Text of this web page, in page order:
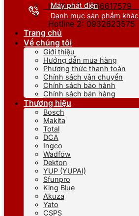
Hotline 1: 0866617579
Hotline 2: 0932623575
Máy phát điện
Danh mục sản phẩm khác
Trang chủ
Về chúng tôi
Giới thiệu
Hướng dẫn mua hàng
Phương thức thanh toán
Chính sách vận chuyển
Chính sách bảo hành
Chính sách bán hàng
Thương hiệu
Bosch
Makita
Total
DCA
Ingco
Wadfow
Dekton
YUP (YUPAI)
Sfunpro
King Blue
Akuza
Yato
CSPS